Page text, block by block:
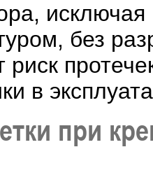
без
риск
в
при